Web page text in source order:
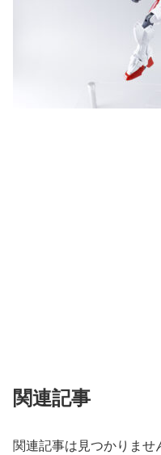
関連記事
関連記事は見つかりませ